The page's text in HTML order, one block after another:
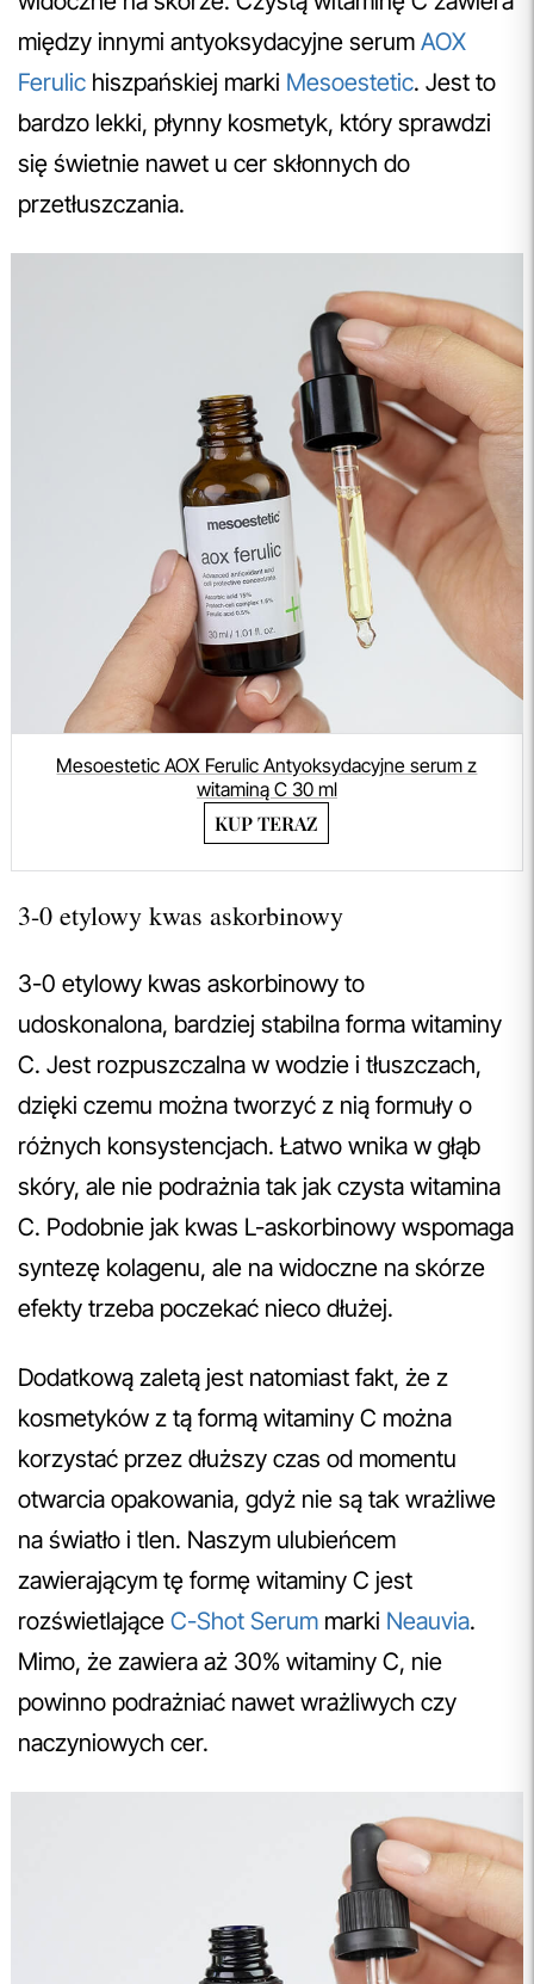
między innymi antyoksydacyjne serum AOX
Ferulic hiszpańskiej marki Mesoestetic. Jest to
bardzo lekki, płynny kosmetyk, który sprawdzi
się świetnie nawet u cer skłonnych do
przetłuszczania.
Mesoestetic AOX Ferulic Antyoksydacyjne serum z
witaminą C 30 ml
KUP TERAZ
3-0 etylowy kwas askorbinowy
3-0 etylowy kwas askorbinowy to
udoskonalona, bardziej stabilna forma witaminy
C. Jest rozpuszczalna w wodzie i tłuszczach,
dzięki czemu można tworzyć z nią formuły o
różnych konsystencjach. Łatwo wnika w głąb
skóry, ale nie podrażnia tak jak czysta witamina
C. Podobnie jak kwas L-askorbinowy wspomaga
syntezę kolagenu, ale na widoczne na skórze
efekty trzeba poczekać nieco dłużej.
Dodatkową zaletą jest natomiast fakt, że z
kosmetyków z tą formą witaminy C można
korzystać przez dłuższy czas od momentu
otwarcia opakowania, gdyż nie są tak wrażliwe
na światło i tlen. Naszym ulubieńcem
zawierającym tę formę witaminy C jest
rozświetlające C-Shot Serum marki Neauvia.
Mimo, że zawiera aż 30% witaminy C, nie
powinno podrażniać nawet wrażliwych czy
naczyniowych cer.